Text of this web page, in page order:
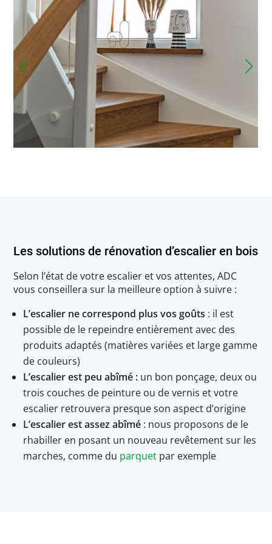
Les solutions de rénovation d’escalier en bois
Selon l’état de votre escalier et vos attentes, ADC
vous conseillera sur la meilleure option à suivre :
L’escalier ne correspond plus vos goûts : il est
possible de le repeindre entièrement avec des
produits adaptés (matières variées et large gamme
de couleurs)
L’escalier est peu abîmé : un bon ponçage, deux ou
trois couches de peinture ou de vernis et votre
escalier retrouvera presque son aspect d’origine
L’escalier est assez abîmé : nous proposons de le
rhabiller en posant un nouveau revêtement sur les
marches, comme du parquet par exemple